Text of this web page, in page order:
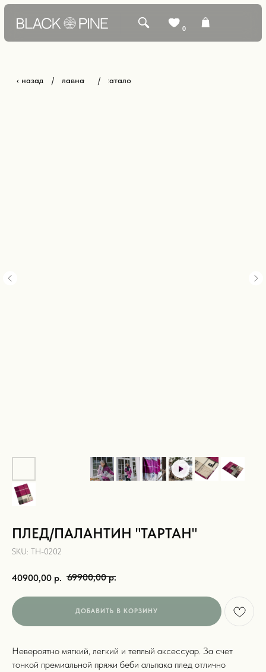
ПЛЕД/ПАЛАНТИН "ТАРТАН"
SKU: TH-0202
40900,00 р. 69900,00 р.
ДОБАВИТЬ В КОРЗИНУ
Невероятно мягкий, легкий и теплый аксессуар. За счет
тонкой премиальной пряжи беби альпака плед отлично